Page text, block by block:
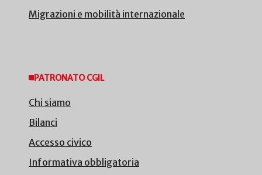
Migrazioni e mobilità internazionale
PATRONATO CGIL
Chi siamo
Bilanci
Accesso civico
Informativa obbligatoria